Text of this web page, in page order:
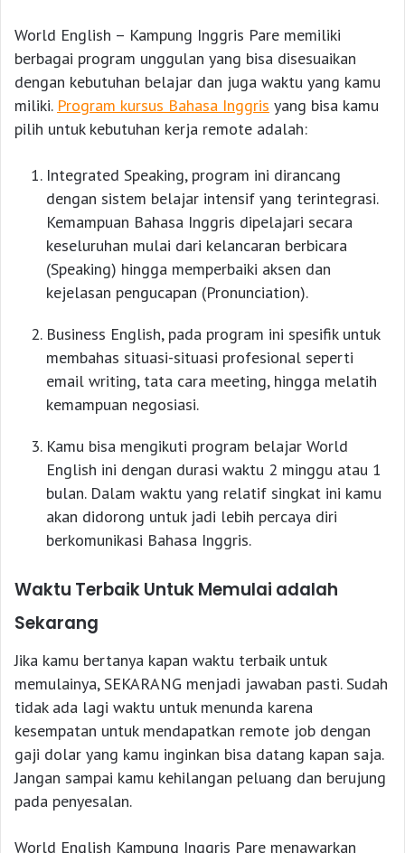
World English – Kampung Inggris Pare memiliki
berbagai program unggulan yang bisa disesuaikan
dengan kebutuhan belajar dan juga waktu yang kamu
miliki. Program kursus Bahasa Inggris yang bisa kamu
pilih untuk kebutuhan kerja remote adalah:
Integrated Speaking, program ini dirancang
dengan sistem belajar intensif yang terintegrasi.
Kemampuan Bahasa Inggris dipelajari secara
keseluruhan mulai dari kelancaran berbicara
(Speaking) hingga memperbaiki aksen dan
kejelasan pengucapan (Pronunciation).
Business English, pada program ini spesifik untuk
membahas situasi-situasi profesional seperti
email writing, tata cara meeting, hingga melatih
kemampuan negosiasi.
Kamu bisa mengikuti program belajar World
English ini dengan durasi waktu 2 minggu atau 1
bulan. Dalam waktu yang relatif singkat ini kamu
akan didorong untuk jadi lebih percaya diri
berkomunikasi Bahasa Inggris.
Waktu Terbaik Untuk Memulai adalah
Sekarang
Jika kamu bertanya kapan waktu terbaik untuk
memulainya, SEKARANG menjadi jawaban pasti. Sudah
tidak ada lagi waktu untuk menunda karena
kesempatan untuk mendapatkan remote job dengan
gaji dolar yang kamu inginkan bisa datang kapan saja.
Jangan sampai kamu kehilangan peluang dan berujung
pada penyesalan.
World English Kampung Inggris Pare menawarkan